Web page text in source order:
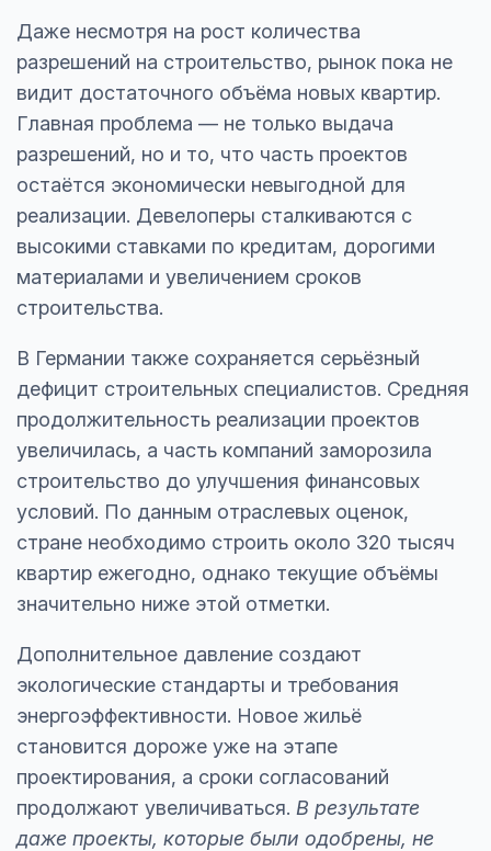
Даже несмотря на рост количества
разрешений на строительство, рынок пока не
видит достаточного объёма новых квартир.
Главная проблема — не только выдача
разрешений, но и то, что часть проектов
остаётся экономически невыгодной для
реализации. Девелоперы сталкиваются с
высокими ставками по кредитам, дорогими
материалами и увеличением сроков
строительства.
В Германии также сохраняется серьёзный
дефицит строительных специалистов. Средняя
продолжительность реализации проектов
увеличилась, а часть компаний заморозила
строительство до улучшения финансовых
условий. По данным отраслевых оценок,
стране необходимо строить около 320 тысяч
квартир ежегодно, однако текущие объёмы
значительно ниже этой отметки.
Дополнительное давление создают
экологические стандарты и требования
энергоэффективности. Новое жильё
становится дороже уже на этапе
проектирования, а сроки согласований
продолжают увеличиваться. В результате
даже проекты, которые были одобрены, не